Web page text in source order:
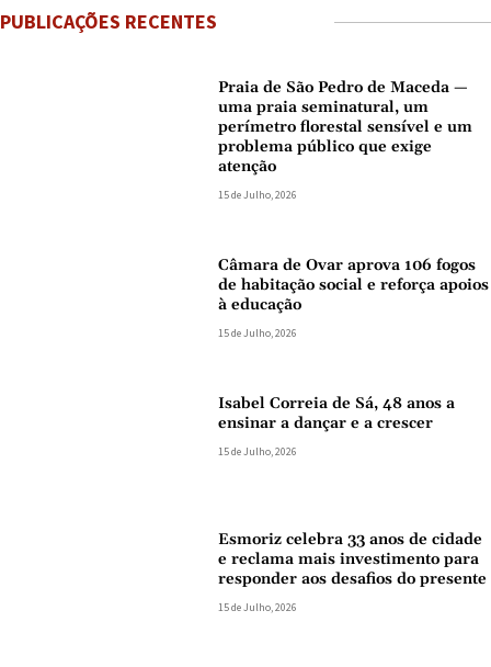
PUBLICAÇÕES RECENTES
Praia de São Pedro de Maceda —
uma praia seminatural, um
perímetro florestal sensível e um
problema público que exige
atenção
15 de Julho, 2026
Câmara de Ovar aprova 106 fogos
de habitação social e reforça apoios
à educação
15 de Julho, 2026
Isabel Correia de Sá, 48 anos a
ensinar a dançar e a crescer
15 de Julho, 2026
Esmoriz celebra 33 anos de cidade
e reclama mais investimento para
responder aos desafios do presente
15 de Julho, 2026